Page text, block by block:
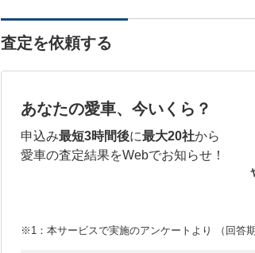
査定を依頼する
あなたの愛車、今いくら？
申込み最短3時間後に最大20社から
愛車の査定結果をWebでお知らせ！
※1：本サービスで実施のアンケートより （回答